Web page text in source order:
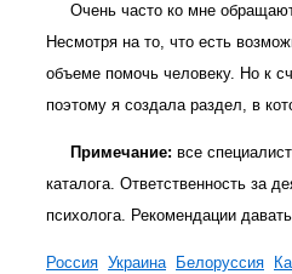
Очень часто ко мне
Несмотря на то, что есть
объеме помочь человеку. Но к
поэтому я создала раздел, в
Примечание: все
каталога. Ответственность за
психолога. Рекомендации
Россия Украина Белоруссия